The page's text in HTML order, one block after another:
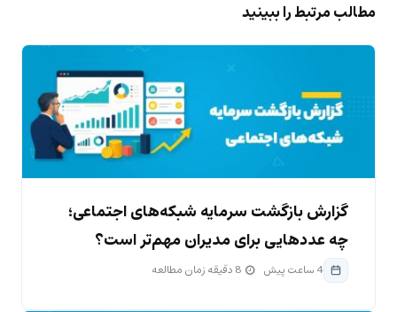
مطالب مرتبط را ببینید
گزارش بازگشت سرمایه شبکه‌های اجتماعی؛
چه عددهایی برای مدیران مهم‌تر است؟
4 ساعت پیش 8 دقیقه زمان مطالعه